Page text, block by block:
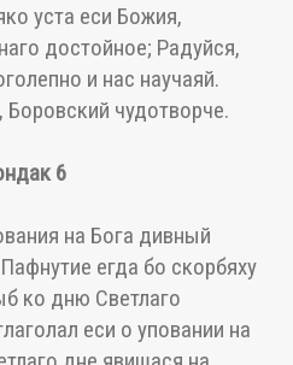
уста еси Божия,
достойное; Радуйся,
и нас научаяй.
чудотворче.
6
на Бога дивный
егда бо скорбяху
ко дню Светлаго
еси о уповании на